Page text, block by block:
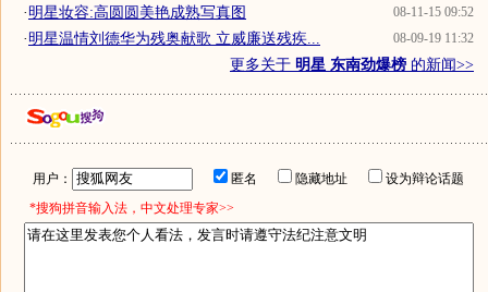
08-11-15 09:52
·明星妆容:高圆圆美艳成熟写真图
08-09-19 11:32
·明星温情刘德华为残奥献歌 立威廉送残疾...
更多关于 明星 东南劲爆榜 的新闻>>
用户： 匿名 隐藏地址
设为辩论话题
*搜狗拼音输入法，中文处理专家>>